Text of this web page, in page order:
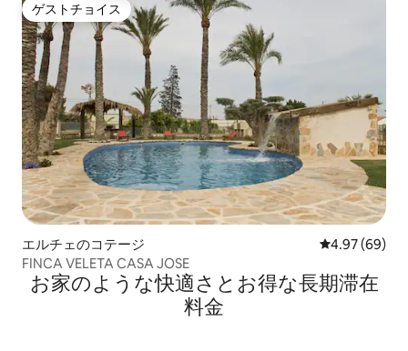
ゲストチョイス
ゲストチョイス
エルチェのコテージ レビュー69
4.97 (69)
FINCA VELETA CASA JOSE
お家のような快⁠適⁠さ⁠とお⁠得⁠な長⁠期⁠滞⁠在
料⁠金